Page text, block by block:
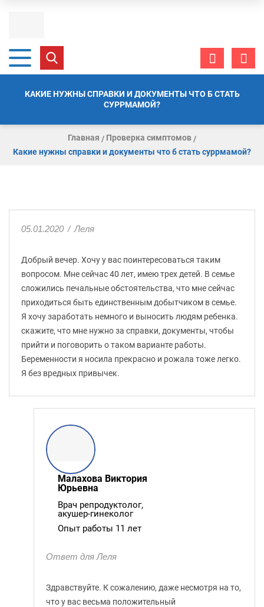
КАКИЕ НУЖНЫ СПРАВКИ И ДОКУМЕНТЫ ЧТО Б СТАТЬ
СУРРМАМОЙ?
Главная
Проверка симптомов
Какие нужны справки и документы что б стать суррмамой?
05.01.2020 / Леля
Добрый вечер. Хочу у вас поинтересоваться таким
вопросом. Мне сейчас 40 лет, имею трех детей. В семье
сложились печальные обстоятельства, что мне сейчас
приходиться быть единственным добытчиком в семье.
Я хочу заработать немного и выносить людям ребенка.
скажите, что мне нужно за справки, документы, чтобы
прийти и поговорить о таком варианте работы.
Беременности я носила прекрасно и рожала тоже легко.
Я без вредных привычек.
Малахова Виктория
Юрьевна
Врач репродуктолог,
акушер-гинеколог
Опыт работы 11 лет
Ответ для Леля
Здравствуйте. К сожалению, даже несмотря на то,
что у вас весьма положительный